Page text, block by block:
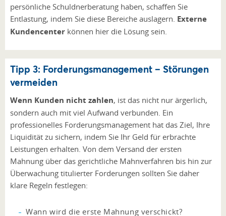
persönliche Schuldnerberatung haben, schaffen Sie
Entlastung, indem Sie diese Bereiche auslagern. Externe
Kundencenter können hier die Lösung sein.
Tipp 3: Forderungsmanagement – Störungen
vermeiden
Wenn Kunden nicht zahlen, ist das nicht nur ärgerlich,
sondern auch mit viel Aufwand verbunden. Ein
professionelles Forderungsmanagement hat das Ziel, Ihre
Liquidität zu sichern, indem Sie Ihr Geld für erbrachte
Leistungen erhalten. Von dem Versand der ersten
Mahnung über das gerichtliche Mahnverfahren bis hin zur
Überwachung titulierter Forderungen sollten Sie daher
klare Regeln festlegen:
Wann wird die erste Mahnung verschickt?